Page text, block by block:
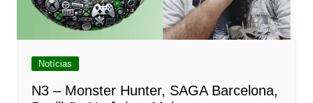
Notícias
N3 – Monster Hunter, SAGA Barcelona,